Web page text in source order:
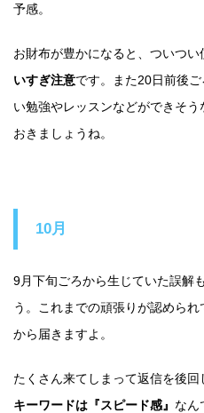
予感。
お財布が豊かになると、ついつい
いすぎ注意です。また20日前後
い勉強やレッスンなどができそ
おきましょうね。
10月
9月下旬ごろから生じていた誤解
う。これまでの頑張りが認めら
から届きますよ。
たくさん来てしまって返信を後回
キーワードは『スピード感』 なん